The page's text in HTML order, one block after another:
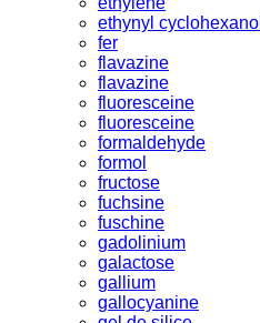
ethynyl cyclohexanol
fer
flavazine
flavazine
fluoresceine
fluoresceine
formaldehyde
formol
fructose
fuchsine
fuschine
gadolinium
galactose
gallium
gallocyanine